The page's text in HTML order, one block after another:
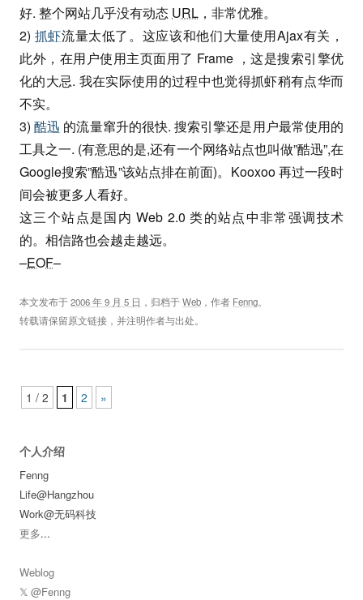
好. 整个网站几乎没有动态 URL ，非常优雅。
2) 抓虾流量太低了。这应该和他们大量使用Ajax有关，
此外，在用户使用主页面用了 Frame ，这是搜索引擎优
化的大忌. 我在实际使用的过程中也觉得抓虾稍有点华而
不实。
3)酷迅 的流量窜升的很快. 搜索引擎还是用户最常使用的
工具之一. (有意思的是,还有一个网络站点也叫做”酷迅”,在
Google搜索”酷迅”该站点排在前面)。Kooxoo 再过一段时
间会被更多人看好。
这三个站点是国内 Web 2.0 类的站点中非常强调技术
的。相信路也会越走越远。
–EOF–
本文发布于2006 年 9 月 5 日 ，归档于Web ，作者 Fenng。
转载请保留原文链接，并注明作者与出处。
Post navigation
1 / 2 1 2 »
个人介绍
Fenng
Life@Hangzhou
Work@无码科技
更多...
Weblog
𝕏 @Fenng